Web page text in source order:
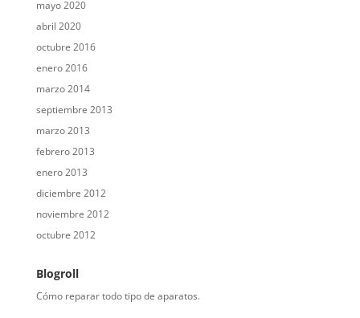
mayo 2020
abril 2020
octubre 2016
enero 2016
marzo 2014
septiembre 2013
marzo 2013
febrero 2013
enero 2013
diciembre 2012
noviembre 2012
octubre 2012
Blogroll
Cómo reparar todo tipo de aparatos.